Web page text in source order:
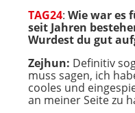
TAG24: Wie war es
seit Jahren
Wurdest du gut
Zejhun: Definitiv
muss sagen, ich
cooles und
an meiner Seite zu